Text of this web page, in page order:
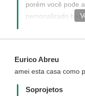
porém você pode
personalizado
com as
http://
Eurico Abreu
amei esta casa como
Soprojetos